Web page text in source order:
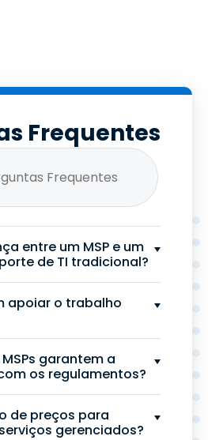
Frequentes
entre um MSP e um
de TI tradicional?
apoiar o trabalho
garantem a
os regulamentos?
de preços para
gerenciados?